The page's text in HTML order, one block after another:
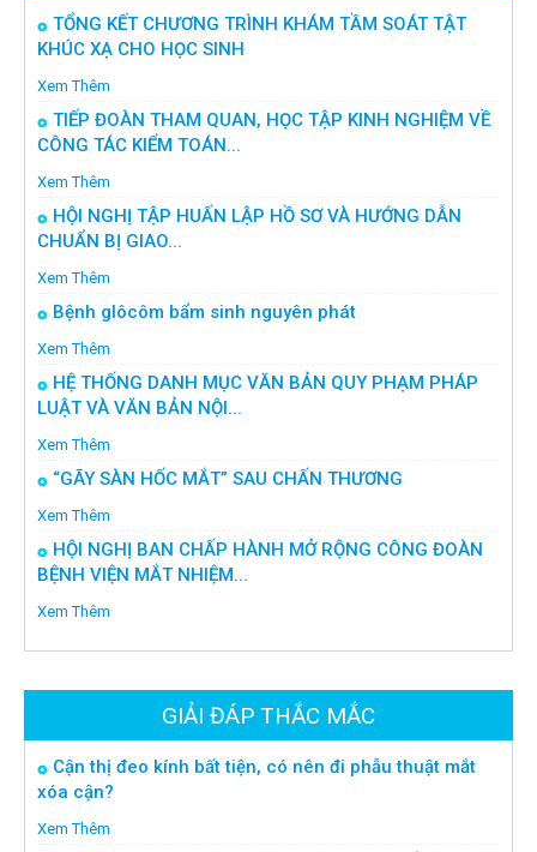
TỔNG KẾT CHƯƠNG TRÌNH KHÁM TẦM SOÁT TẬT
KHÚC XẠ CHO HỌC SINH
Xem Thêm
TIẾP ĐOÀN THAM QUAN, HỌC TẬP KINH NGHIỆM VỀ
CÔNG TÁC KIỂM TOÁN...
Xem Thêm
HỘI NGHỊ TẬP HUẤN LẬP HỒ SƠ VÀ HƯỚNG DẪN
CHUẨN BỊ GIAO...
Xem Thêm
Bệnh glôcôm bẩm sinh nguyên phát
Xem Thêm
HỆ THỐNG DANH MỤC VĂN BẢN QUY PHẠM PHÁP
LUẬT VÀ VĂN BẢN NỘI...
Xem Thêm
“GÃY SÀN HỐC MẮT” SAU CHẤN THƯƠNG
Xem Thêm
HỘI NGHỊ BAN CHẤP HÀNH MỞ RỘNG CÔNG ĐOÀN
BỆNH VIỆN MẮT NHIỆM...
Xem Thêm
GIẢI ĐÁP THẮC MẮC
Cận thị đeo kính bất tiện, có nên đi phẫu thuật mắt
xóa cận?
Xem Thêm